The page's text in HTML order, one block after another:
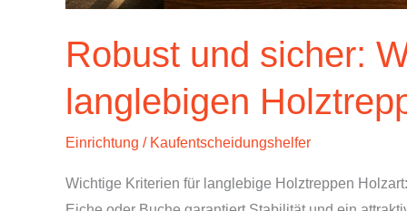
Robust und sicher:
langlebigen
Einrichtung / Kaufentscheidungshelfer
Wichtige Kriterien für langlebige Holztreppen